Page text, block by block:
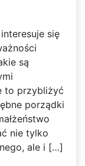
się
są
to przybliżyć
porządki
nie tylko
ale i […]